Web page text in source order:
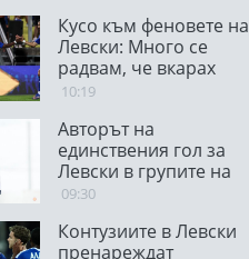
Кусо към феновете на
Левски: Много се
радвам, че вкарах
първия си гол с
10:19
Авторът на
единствения гол за
Левски в групите на
ШЛ сложи край на
09:30
Контузиите в Левски
пренареждат